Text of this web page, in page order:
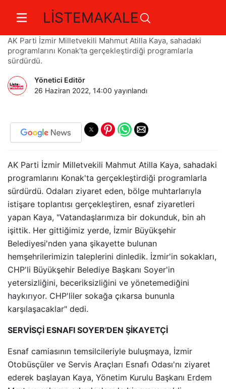
LİSTEMAKALE
Servisçilerin cebinden elini çek
AK Parti İzmir Milletvekili Mahmut Atilla Kaya, sahadaki
programlarını Konak'ta gerçekleştirdiği programlarla
sürdürdü.
Yönetici Editör
26 Haziran 2022, 14:00 yayınlandı
AK Parti İzmir Milletvekili Mahmut Atilla Kaya, sahadaki
programlarını Konak'ta gerçekleştirdiği programlarla
sürdürdü. Odaları ziyaret eden, bölge muhtarlarıyla
istişare toplantısı gerçekleştiren, esnaf ziyaretleri
yapan Kaya, "Vatandaşlarımıza bir dokunduk, bin ah
işittik. Her gittiğimiz yerde, İzmir Büyükşehir
Belediyesi'nden yana şikayette bulunan
hemşehrilerimizin taleplerini dinledik. İzmir'in sokakları,
CHP'li Büyükşehir Belediye Başkanı Soyer'in
yetersizliğini, beceriksizliğini ve yönetemediğini
haykırıyor. CHP'liler sokağa çıkarsa bununla
karşılaşacaklar" dedi.
SERVİSÇİ ESNAFI SOYER'DEN ŞİKAYETÇİ
Esnaf camiasının temsilcileriyle buluşmaya, İzmir
Otobüsçüler ve Servis Araçları Esnafı Odası'nı ziyaret
ederek başlayan Kaya, Yönetim Kurulu Başkanı Erdem